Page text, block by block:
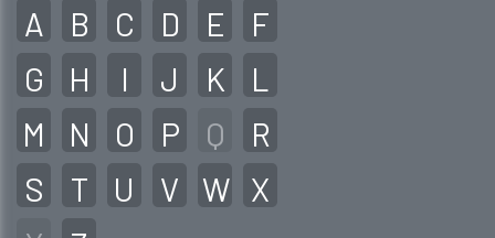
A B C D E
F
G
H I J K
L
M
N O P Q
R
S
T U V W X